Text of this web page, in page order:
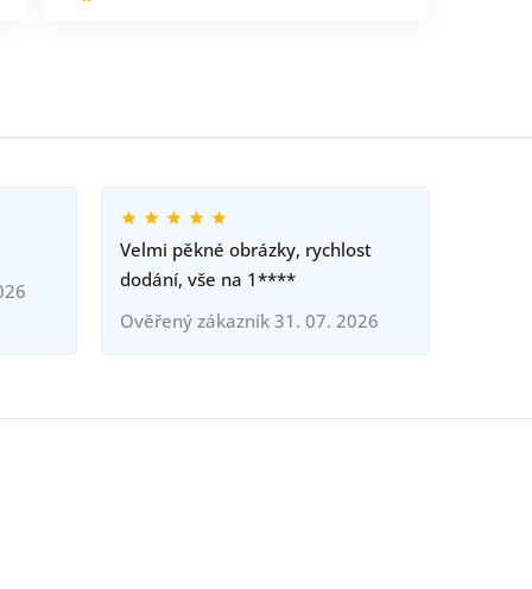
Velmi pěkné obrázky, rychlost
dodání, vše na 1****
Ověřený zákazník 31. 07. 2026